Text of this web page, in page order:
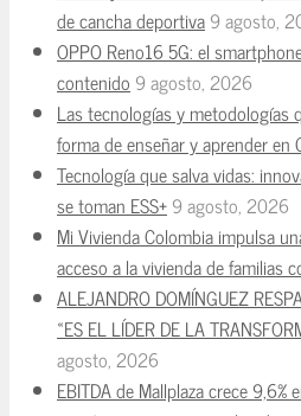
de cancha deportiva9 agosto,
OPPO Reno16 5G: el
contenido 9 agosto, 2026
Las tecnologías y metodologías
forma de enseñar y aprender en
Tecnología que salva vidas:
se toman ESS+9 agosto, 2026
Mi Vivienda Colombia impulsa
acceso a la vivienda de familias
ALEJANDRO DOMÍNGUEZ
«ES EL LÍDER DE LA
agosto, 2026
EBITDA de Mallplaza crece